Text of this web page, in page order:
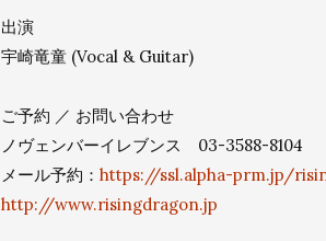
出演
宇崎竜童 (Vocal & Guitar)
ご予約 ／ お問い合わせ
ノヴェンバーイレブンス 03-3588-8104
メール予約： https://ssl.alpha-prm.jp/
http://www.risingdragon.jp